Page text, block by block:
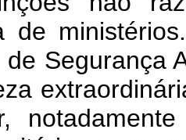
de
de Segurança